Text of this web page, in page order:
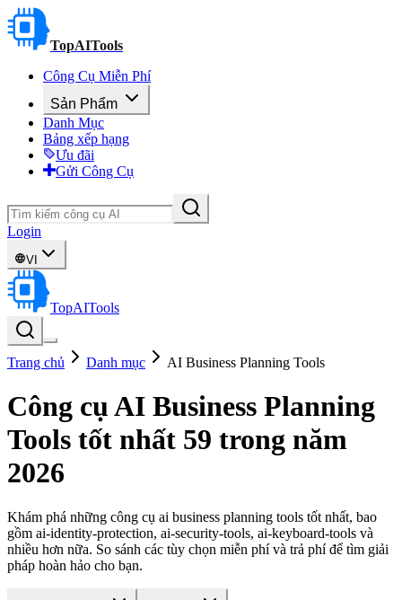
TopAITools
Công Cụ Miễn Phí
Sản Phẩm
Danh Mục
Bảng xếp hạng
Ưu đãi
Gửi Công Cụ
Login
VI
TopAITools
Trang chủ Danh mục AI Business Planning Tools
Công cụAI Business Planning
Tools tốt nhất 59 trong năm
2026
Khám phá những công cụ ai business planning tools tốt nhất, bao
gồm ai-identity-protection, ai-security-tools, ai-keyboard-tools và
nhiều hơn nữa. So sánh các tùy chọn miễn phí và trả phí để tìm giải
pháp hoàn hảo cho bạn.